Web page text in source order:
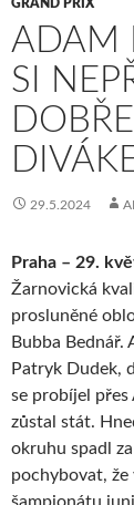
GRAND PRIX
ADAM
SI
29.5.2024
Praha – 29.
Žarnovická
prosluněné
Bubba Bednář.
Patryk Dudek,
se probíjel přes
zůstal stát.
okruhu spadl
pochybovat, že
šampionátu